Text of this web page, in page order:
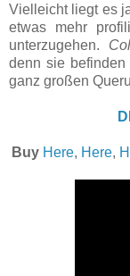
Vielleicht liegt es
etwas mehr
unterzugehen.
denn sie befinden
ganz großen
Buy Here, Here,